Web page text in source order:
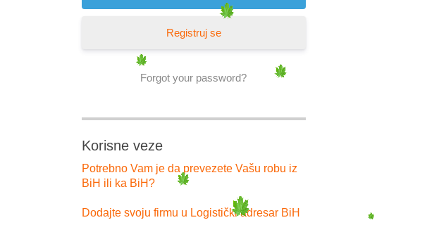
Registruj se
Forgot your password?
Korisne veze
Potrebno Vam je da prevezete Vašu robu iz
BiH ili ka BiH?
Dodajte svoju firmu u Logistički adresar BiH